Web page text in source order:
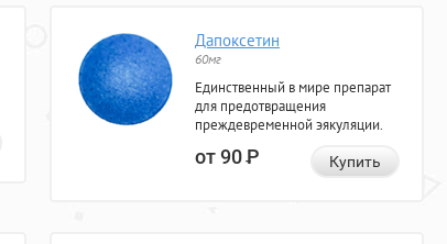
Дапоксетин
60мг
Единственный в мире препарат
для предотвращения
преждевременной эякуляции.
от 90Р Купить